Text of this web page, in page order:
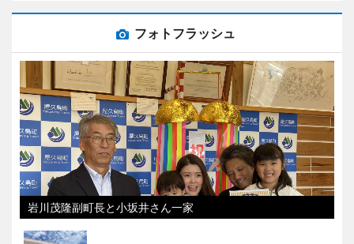
フォトフラッシュ
岩川茂隆副町長と小坂井さん一家